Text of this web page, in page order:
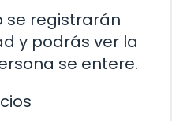
se registrarán
y podrás ver la
se entere.